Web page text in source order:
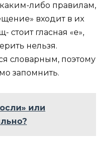
либо правилам,
входит в их
стоит гласная «е»,
нельзя.
словарным, поэтому
запомнить.
или